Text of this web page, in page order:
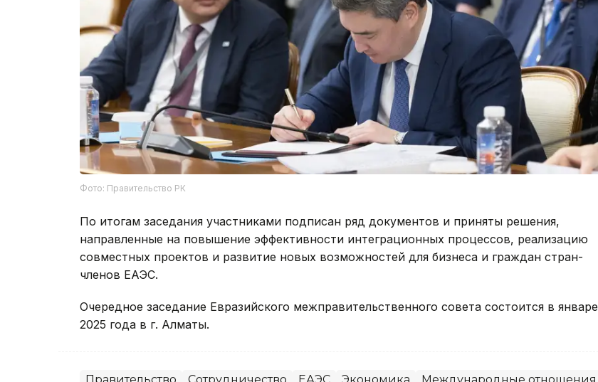
Фото: Правительство РК
По итогам заседания участниками подписан ряд документов и приняты решения,
направленные на повышение эффективности интеграционных процессов, реализацию
совместных проектов и развитие новых возможностей для бизнеса и граждан стран-
членов ЕАЭС.
Очередное заседание Евразийского межправительственного совета состоится в январе
2025 года в г. Алматы.